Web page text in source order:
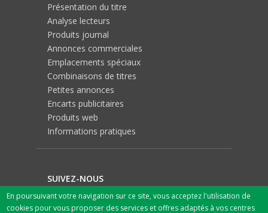
Présentation du titre
Analyse lecteurs
Produits journal
Annonces commerciales
Emplacements spéciaux
Combinaisons de titres
Petites annonces
Encarts publicitaires
Produits web
Informations pratiques
SUIVEZ-NOUS
En poursuivant votre navigation sur ce site, vous acceptez l'utilisation de
cookies pour vous proposer des services et offres adaptés à vos centres